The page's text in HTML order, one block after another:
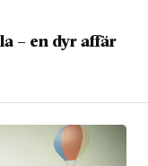
– en dyr affär